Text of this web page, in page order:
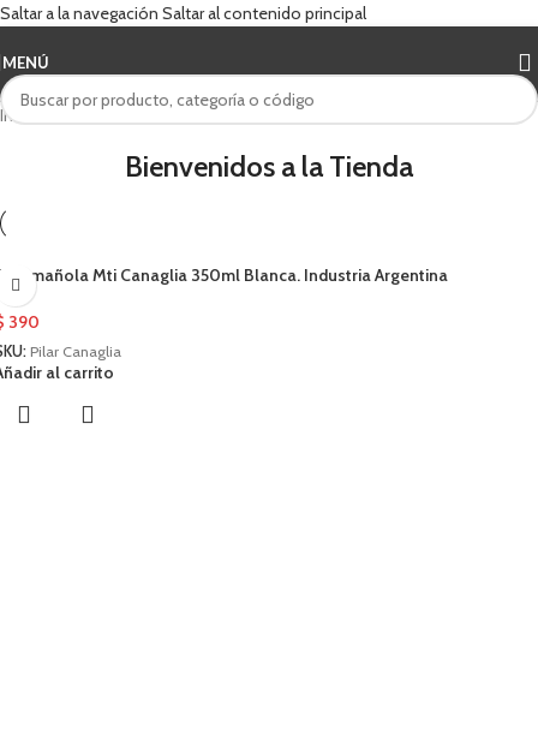
Saltar a la navegación Saltar al contenido principal
MENÚ
Inicio canaglia
Bienvenidos a la Tienda
Mti Canaglia 350ml Blanca. Industria Argentina
390
Pilar Canaglia
al carrito